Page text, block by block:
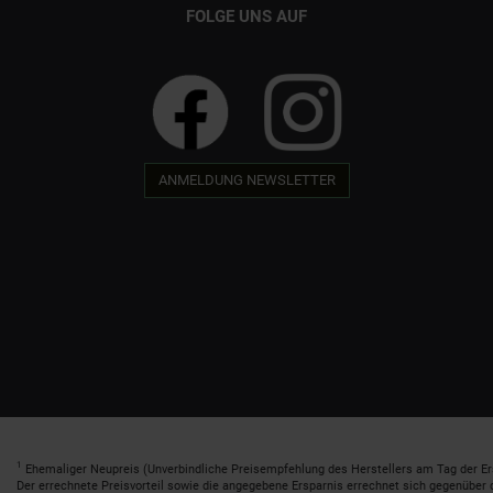
FOLGE UNS AUF
ANMELDUNG NEWSLETTER
1 Ehemaliger Neupreis (Unverbindliche Preisempfehlung des Herstellers am Tag der
Der errechnete Preisvorteil sowie die angegebene Ersparnis errechnet sich